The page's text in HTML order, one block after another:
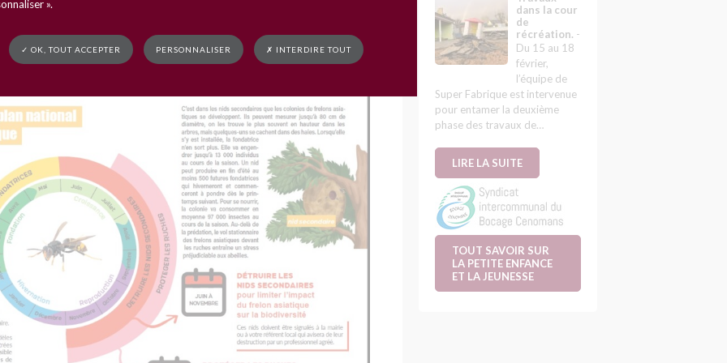
dans la cour
de
récréation. -
Du 15 au 18
février,
l’équipe de
Super Fabrique est intervenue
pour entamer la deuxième
phase des travaux de…
LIRE LA SUITE
TOUT SAVOIR SUR
LA PETITE ENFANCE
ET LA JEUNESSE
».
✓ OK, TOUT ACCEPTER PERSONNALISER ✗ INTERDIRE TOUT